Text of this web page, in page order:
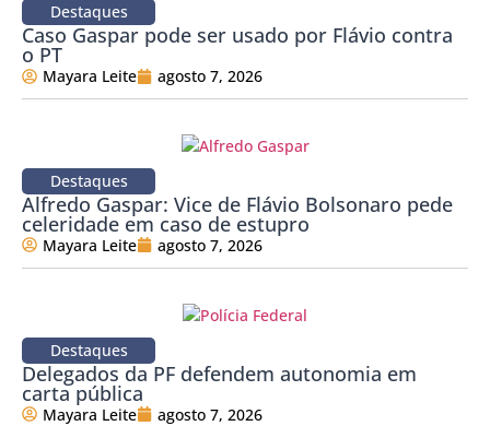
Destaques
Caso Gaspar pode ser usado por Flávio contra
o PT
Mayara Leite agosto 7, 2026
Destaques
Alfredo Gaspar: Vice de Flávio Bolsonaro pede
celeridade em caso de estupro
Mayara Leite agosto 7, 2026
Destaques
Delegados da PF defendem autonomia em
carta pública
Mayara Leite agosto 7, 2026